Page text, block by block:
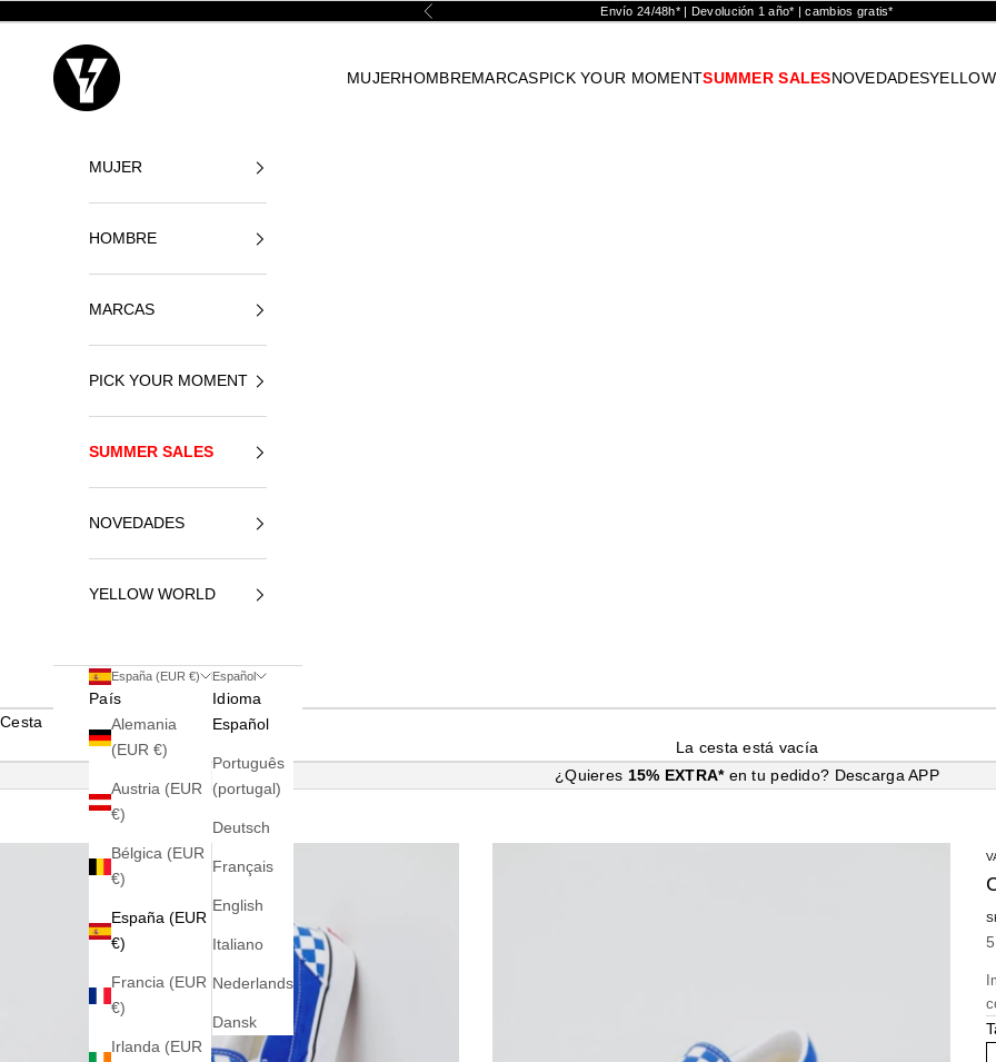
Anterior Envío 24/48h* | Devolución 1 año* | cambios gratis*
Yellowshop
MUJERHOMBREMARCASPICK YOUR MOMENTSUMMER SALESNOVEDADES
MUJER
HOMBRE
MARCAS
PICK YOUR MOMENT
SUMMER SALES
NOVEDADES
YELLOW WORLD
España (EUR €)
País
Alemania
(EUR €)
Austria (EUR
€)
Bélgica (EUR
€)
España (EUR
€)
Francia (EUR
€)
Irlanda (EUR
Español
Idioma
Español
Português
(portugal)
Deutsch
Français
English
Italiano
Nederlands
Dansk
Cesta
La cesta está vacía
¿Quieres 15% EXTRA* en tu pedido? Descarga APP